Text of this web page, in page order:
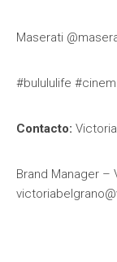
Maserati
#bulululife
Contacto:
Brand Manager –